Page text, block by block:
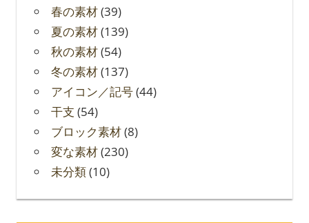
春の素材(39)
夏の素材(139)
秋の素材(54)
冬の素材(137)
アイコン／記号(44)
干支 (54)
ブロック素材(8)
変な素材(230)
未分類(10)